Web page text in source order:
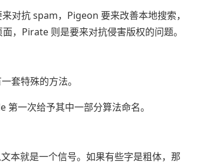
对抗 spam，Pigeon 要来改善本地搜索，
，Pirate 则是要来对抗侵害版权的问题。
套特殊的方法。
一次给予其中一部分算法命名。
本就是一个信号。如果有些字是粗体，那